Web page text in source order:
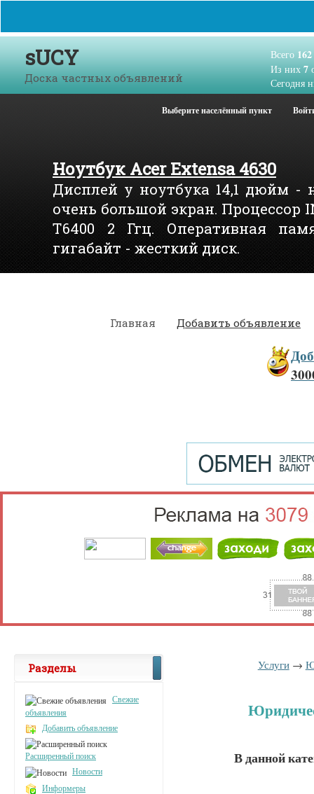
sUCY
Доска частных объявлений
Всего 162
Из них 7
Сегодня
Выберите населённый пункт
Ноутбук Acer Extensa 4630
Дисплей у ноутбука 14,1 дюйм -
очень большой экран. Процессор
T6400 2 Ггц. Оперативная
гигабайт - жесткий диск.
Главная Добавить объявление
Услуги→
В данной
Разделы
Свежие
объявления
Добавить объявление
Расширенный поиск
Новости
Информеры